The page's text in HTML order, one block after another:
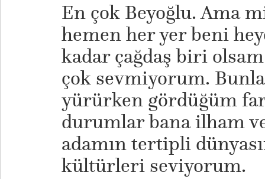
En çok Beyoğlu. Ama
hemen her yer beni
kadar çağdaş biri
çok sevmiyorum.
yürürken gördüğüm
durumlar bana ilham
adamın tertipli
kültürleri seviyorum.